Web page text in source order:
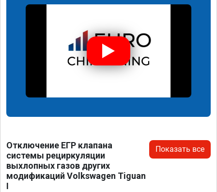
Отключение ЕГР клапана
системы рециркуляции
выхлопных газов других
модификаций Volkswagen Tiguan
I
Показать все